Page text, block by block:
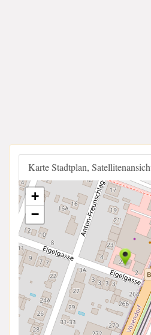
Karte Stadtplan,
+
−